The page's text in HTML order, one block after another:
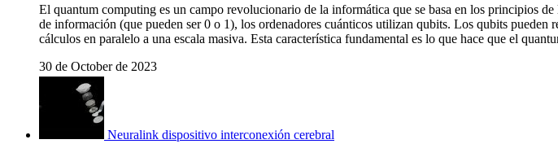
El quantum computing es un campo revolucionario de la informática que se basa en los principios
de información (que pueden ser 0 o 1), los ordenadores cuánticos utilizan qubits. Los qubits
cálculos en paralelo a una escala masiva. Esta característica fundamental es lo que hace que el
30 de October de 2023
Neuralink dispositivo interconexión cerebral